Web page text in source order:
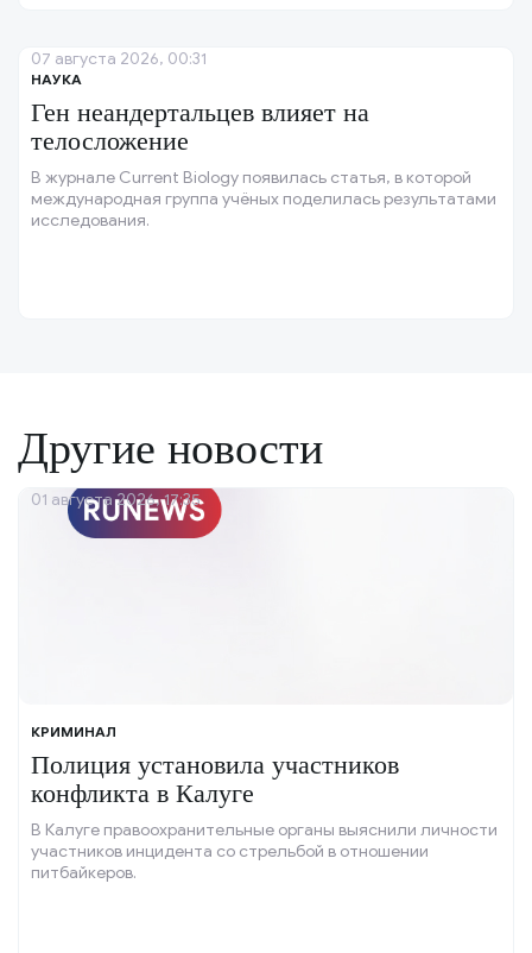
НАУКА
Ген неандертальцев влияет на
телосложение
В журнале Current Biology появилась статья, в которой
международная группа учёных поделилась результатами
исследования.
07 августа 2026, 00:31
Другие новости
КРИМИНАЛ
Полиция установила участников
конфликта в Калуге
В Калуге правоохранительные органы выяснили личности
участников инцидента со стрельбой в отношении
питбайкеров.
01 августа 2026, 17:35